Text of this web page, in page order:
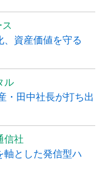
、資産価値を守る
ル
・田中社長が打ち出
信社
軸とした発信型ハ